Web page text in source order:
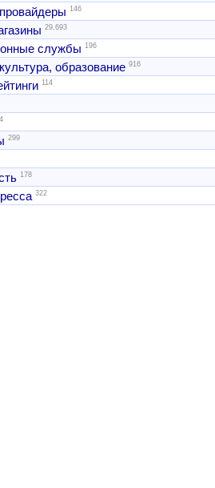
146
29,693
службы 196
образование 916
114
299
178
322